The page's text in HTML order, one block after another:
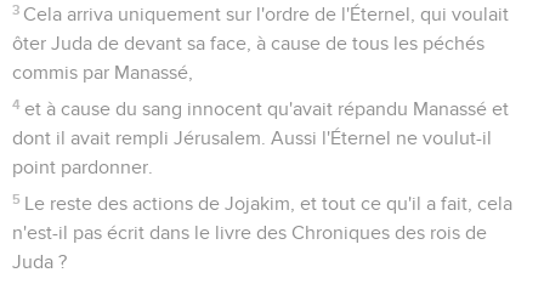
3 Cela arriva uniquement sur l'ordre de l'Éternel, qui voulait
ôter Juda de devant sa face, à cause de tous les péchés
commis par Manassé,
4 et à cause du sang innocent qu'avait répandu Manassé et
dont il avait rempli Jérusalem. Aussi l'Éternel ne voulut-il
point pardonner.
5 Le reste des actions de Jojakim, et tout ce qu'il a fait, cela
n'est-il pas écrit dans le livre des Chroniques des rois de
Juda ?